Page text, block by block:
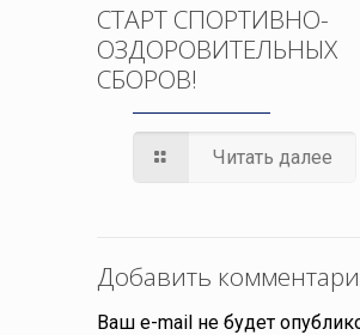
СТАРТ СПОРТИВНО-
ОЗДОРОВИТЕЛЬНЫХ
СБОРОВ!
Читать далее
Добавить
Ваш e-mail не будет